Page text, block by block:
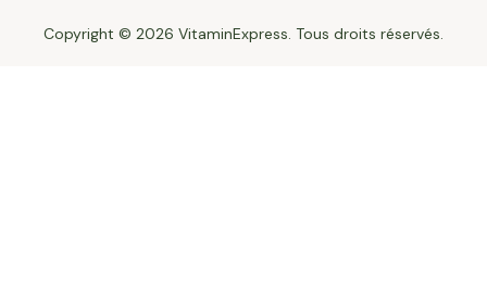
Copyright © 2026 VitaminExpress. Tous droits réservés.